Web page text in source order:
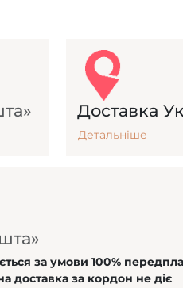
Доставка
Детальніше
за умови 100%
доставка за кордон не діє.